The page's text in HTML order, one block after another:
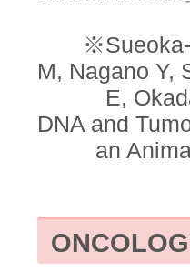
※Sueoka-
M, Nagano Y,
E, Okada
DNA and
an Animal